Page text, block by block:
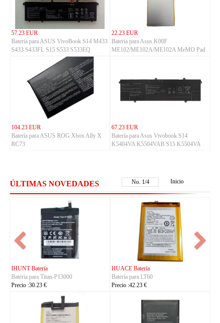
57.23 EUR
Batería para ASUS VivoBook S14 M433
S433 S433FL S15 S533 S533EQ
22.23 EUR
Batería para Asus K00F
ME102/ME102A/ME102A MeMO Pad
104.23 EUR
Batería para ASUS ROG Xbox Ally X
RC73
67.23 EUR
Batería para Asus Vivobook S14
K5404VA K5504VAB S15 K5504VA
ÚLTIMAS NOVEDADES No. 1/4 Inicio
FUJITSU Batería
Batería para RA07503-1091
Precio :24.23 €
FUJITSU Batería
Batería para RA07504-1091
Precio :24.23 €